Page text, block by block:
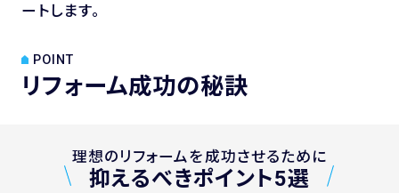
ートします。
POINT
リフォーム成功の秘訣
理想のリフォームを成功させるために
抑えるべきポイント5選